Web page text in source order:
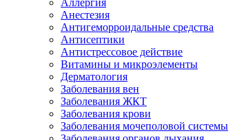
Аллергия
Анестезия
Антигеморроидальные средства
Антисептики
Антистрессовое действие
Витамины и микроэлементы
Дерматология
Заболевания вен
Заболевания ЖКТ
Заболевания крови
Заболевания мочеполовой системы